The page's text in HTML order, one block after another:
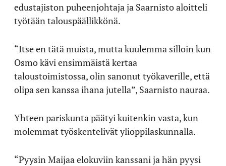
edustajiston puheenjohtaja ja Saarnisto aloitteli
työtään talouspäällikkönä.
“Itse en tätä muista, mutta kuulemma silloin kun
Osmo kävi ensimmäistä kertaa
taloustoimistossa, olin sanonut työkaverille, että
olipa sen kanssa ihana jutella”, Saarnisto nauraa.
Yhteen pariskunta päätyi kuitenkin vasta, kun
molemmat työskentelivät ylioppilaskunnalla.
“Pyysin Maijaa elokuviin kanssani ja hän pyysi